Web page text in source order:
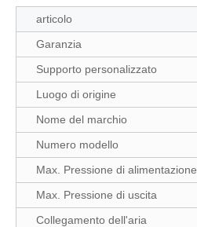
articolo
Garanzia
Supporto personalizzato
Luogo di origine
Nome del marchio
Numero modello
Max. Pressione di alimentazione
Max. Pressione di uscita
Collegamento dell'aria